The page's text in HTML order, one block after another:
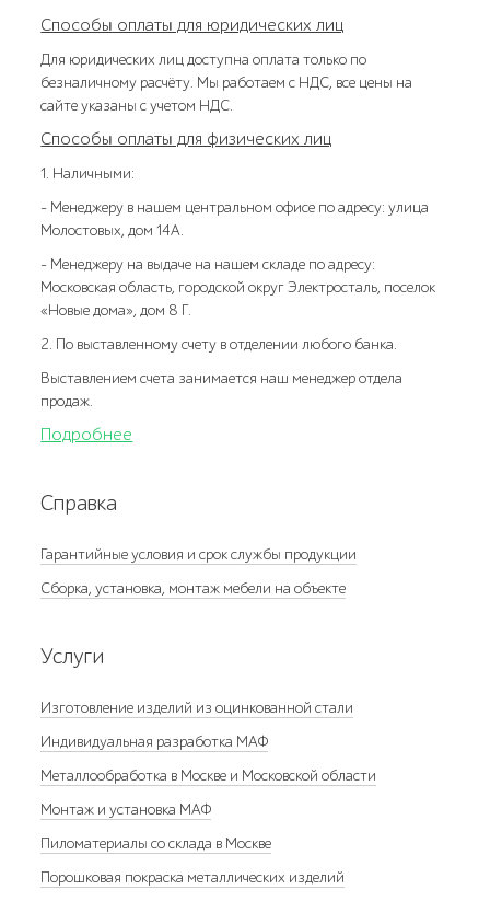
Способы оплаты для юридических лиц
Для юридических лиц доступна оплата только по
безналичному расчёту. Мы работаем с НДС, все цены на
сайте указаны с учетом НДС.
Способы оплаты для физических лиц
1. Наличными:
- Менеджеру в нашем центральном офисе по адресу: улица
Молостовых, дом 14А.
- Менеджеру на выдаче на нашем складе по адресу:
Московская область, городской округ Электросталь, поселок
«Новые дома», дом 8 Г.
2. По выставленному счету в отделении любого банка.
Выставлением счета занимается наш менеджер отдела
продаж.
Подробнее
Справка
Гарантийные условия и срок службы продукции
Сборка, установка, монтаж мебели на объекте
Услуги
Изготовление изделий из оцинкованной стали
Индивидуальная разработка МАФ
Металлообработка в Москве и Московской области
Монтаж и установка МАФ
Пиломатериалы со склада в Москве
Порошковая покраска металлических изделий